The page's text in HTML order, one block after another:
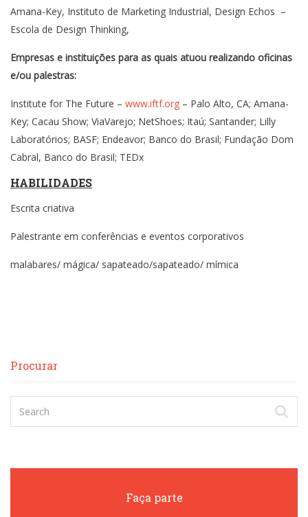
Amana-Key, Instituto de Marketing Industrial, Design Echos –
Escola de Design Thinking,
Empresas e instituições para as quais atuou realizando oficinas
e/ou palestras:
Institute for The Future – www.iftf.org – Palo Alto, CA; Amana-
Key; Cacau Show; ViaVarejo; NetShoes; Itaú; Santander; Lilly
Laboratórios; BASF; Endeavor; Banco do Brasil; Fundação Dom
Cabral, Banco do Brasil; TEDx
HABILIDADES
Escrita criativa
Palestrante em conferências e eventos corporativos
malabares/ mágica/ sapateado/sapateado/ mímica
Procurar
Faça parte